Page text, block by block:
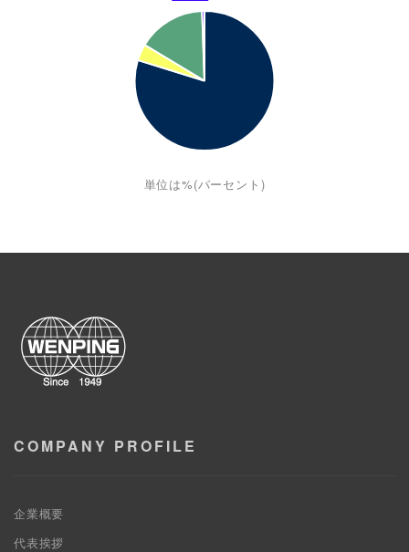
単位は%(パーセント)
COMPANY PROFILE
企業概要
代表挨拶